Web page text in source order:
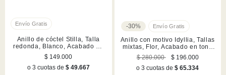
Anillo de cóctel Stilla, Talla
redonda, Blanco, Acabado en
tono oro
$ 149.000
o 3 cuotas de $ 49.667
-30%
Anillo con motivo Idyllia, Tallas
mixtas, Flor, Acabado en tono
oro
$ 280.000
$ 196.000
o 3 cuotas de$ 65.334